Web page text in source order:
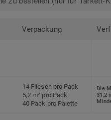
Verpackung
14 Fliesen pro Pack
5,2 m² pro Pack
40 Pack pro Palette
Die
31,2